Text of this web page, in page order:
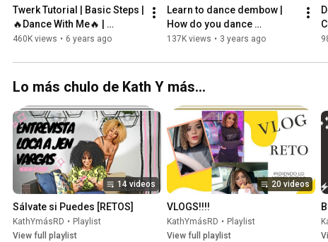
Twerk Tutorial | Basic Steps |
🔥Dance With Me🔥 |
Twerking Class | Twerking
460K views • 6 years ago
Learn to dance dembow |
How do you dance
Dominican dembow? 🇩🇴
137K views • 3 years ago
Lo más chulo de Kath Y más...
14 videos
Sálvate si Puedes [RETOS]
KathYmásRD • Playlist
View full playlist
20 videos
VLOGS!!!!
KathYmásRD • Playlist
View full playlist